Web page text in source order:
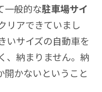
一般的な駐車場サイ
リアできていまし
いサイズの自動車を
、納まりません。納
開かないということ